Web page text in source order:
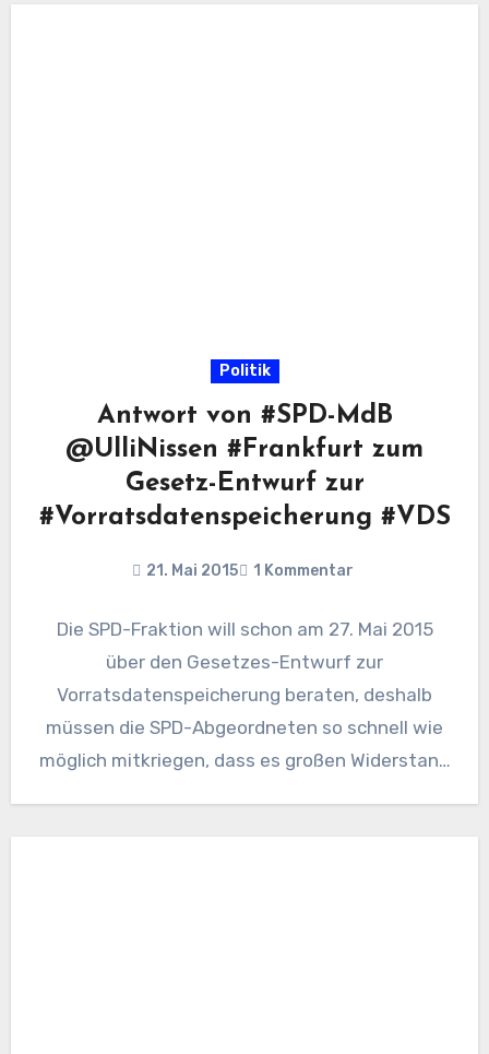
Politik
Antwort von #SPD-MdB
@UlliNissen #Frankfurt zum
Gesetz-Entwurf zur
#Vorratsdatenspeicherung #VDS
21. Mai 2015 1 Kommentar
Die SPD-Fraktion will schon am 27. Mai 2015
über den Gesetzes-Entwurf zur
Vorratsdatenspeicherung beraten, deshalb
müssen die SPD-Abgeordneten so schnell wie
möglich mitkriegen, dass es großen Widerstand